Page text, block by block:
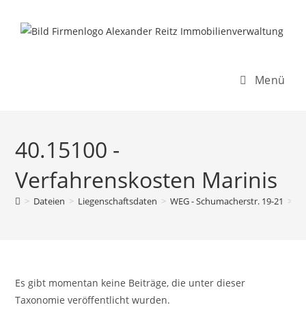
Inhalt
Menü
40.15100 -
Verfahrenskosten Marinis
> Dateien > Liegenschaftsdaten > WEG - Schumacherstr. 19-21 >
Es gibt momentan keine Beiträge, die unter dieser
Taxonomie veröffentlicht wurden.